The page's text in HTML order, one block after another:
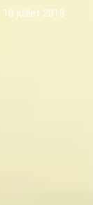
10 juillet 2018